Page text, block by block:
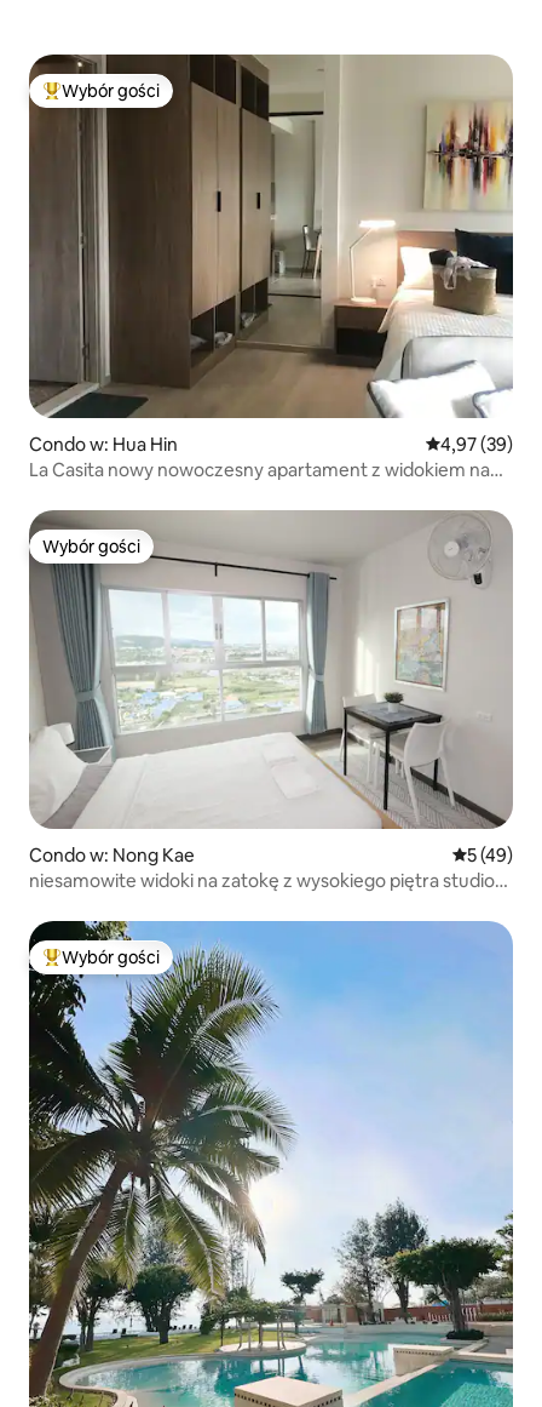
Najpopularniejsze z kategorii Wybór gości
Wybór gości
Condo w: Hua Hin Średnia
4,97 (39)
La Casita nowy nowoczesny apartament z widokiem na
Wybór gości
Wybór gości
Condo w: Nong Kae Średnia
5 (49)
niesamowite widoki na zatokę z wysokiego piętra studio
Najpopularniejsze z kategorii Wybór gości
Wybór gości